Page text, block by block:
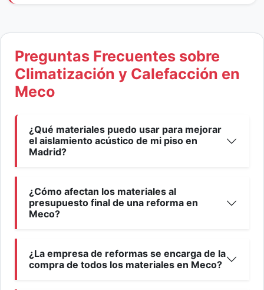
Preguntas Frecuentes sobre
Climatización y Calefacción en
Meco
¿Qué materiales puedo usar para mejorar
el aislamiento acústico de mi piso en
Madrid?
¿Cómo afectan los materiales al
presupuesto final de una reforma en
Meco?
¿La empresa de reformas se encarga de la
compra de todos los materiales en Meco?